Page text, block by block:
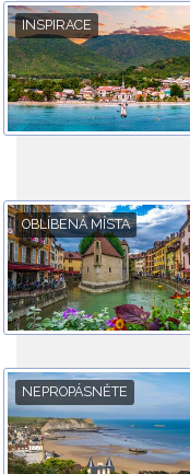
INSPIRACE
OBLÍBENÁ MÍSTA
NEPROPÁSNĚTE